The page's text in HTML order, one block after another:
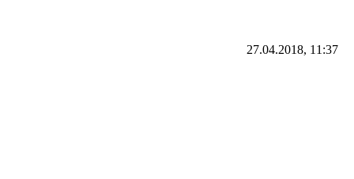
27.04.2018, 11:37